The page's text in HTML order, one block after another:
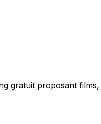
gratuit proposant